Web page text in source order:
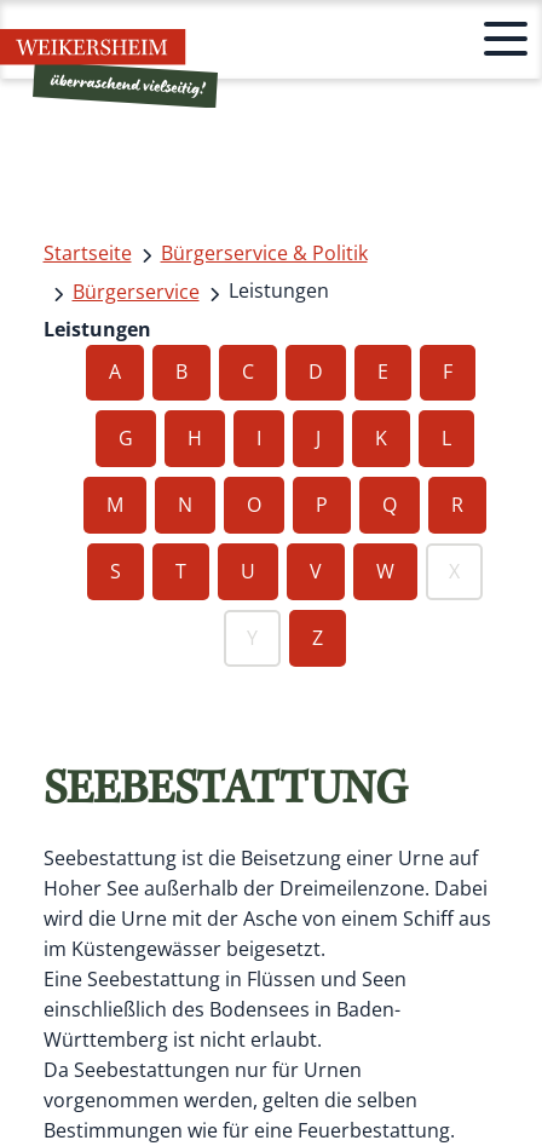
Startseite
Bürgerservice & Politik
Bürgerservice
Leistungen
Leistungen
A
B C D E F
G H I J K L
M N O P Q R
S T U V W X
Y Z
SEEBESTATTUNG
Seebestattung ist die Beisetzung einer Urne auf
Hoher See außerhalb der Dreimeilenzone. Dabei
wird die Urne mit der Asche von einem Schiff aus
im Küstengewässer beigesetzt.
Eine Seebestattung in Flüssen und Seen
einschließlich des Bodensees in Baden-
Württemberg ist nicht erlaubt.
Da Seebestattungen nur für Urnen
vorgenommen werden, gelten die selben
Bestimmungen wie für eine Feuerbestattung.